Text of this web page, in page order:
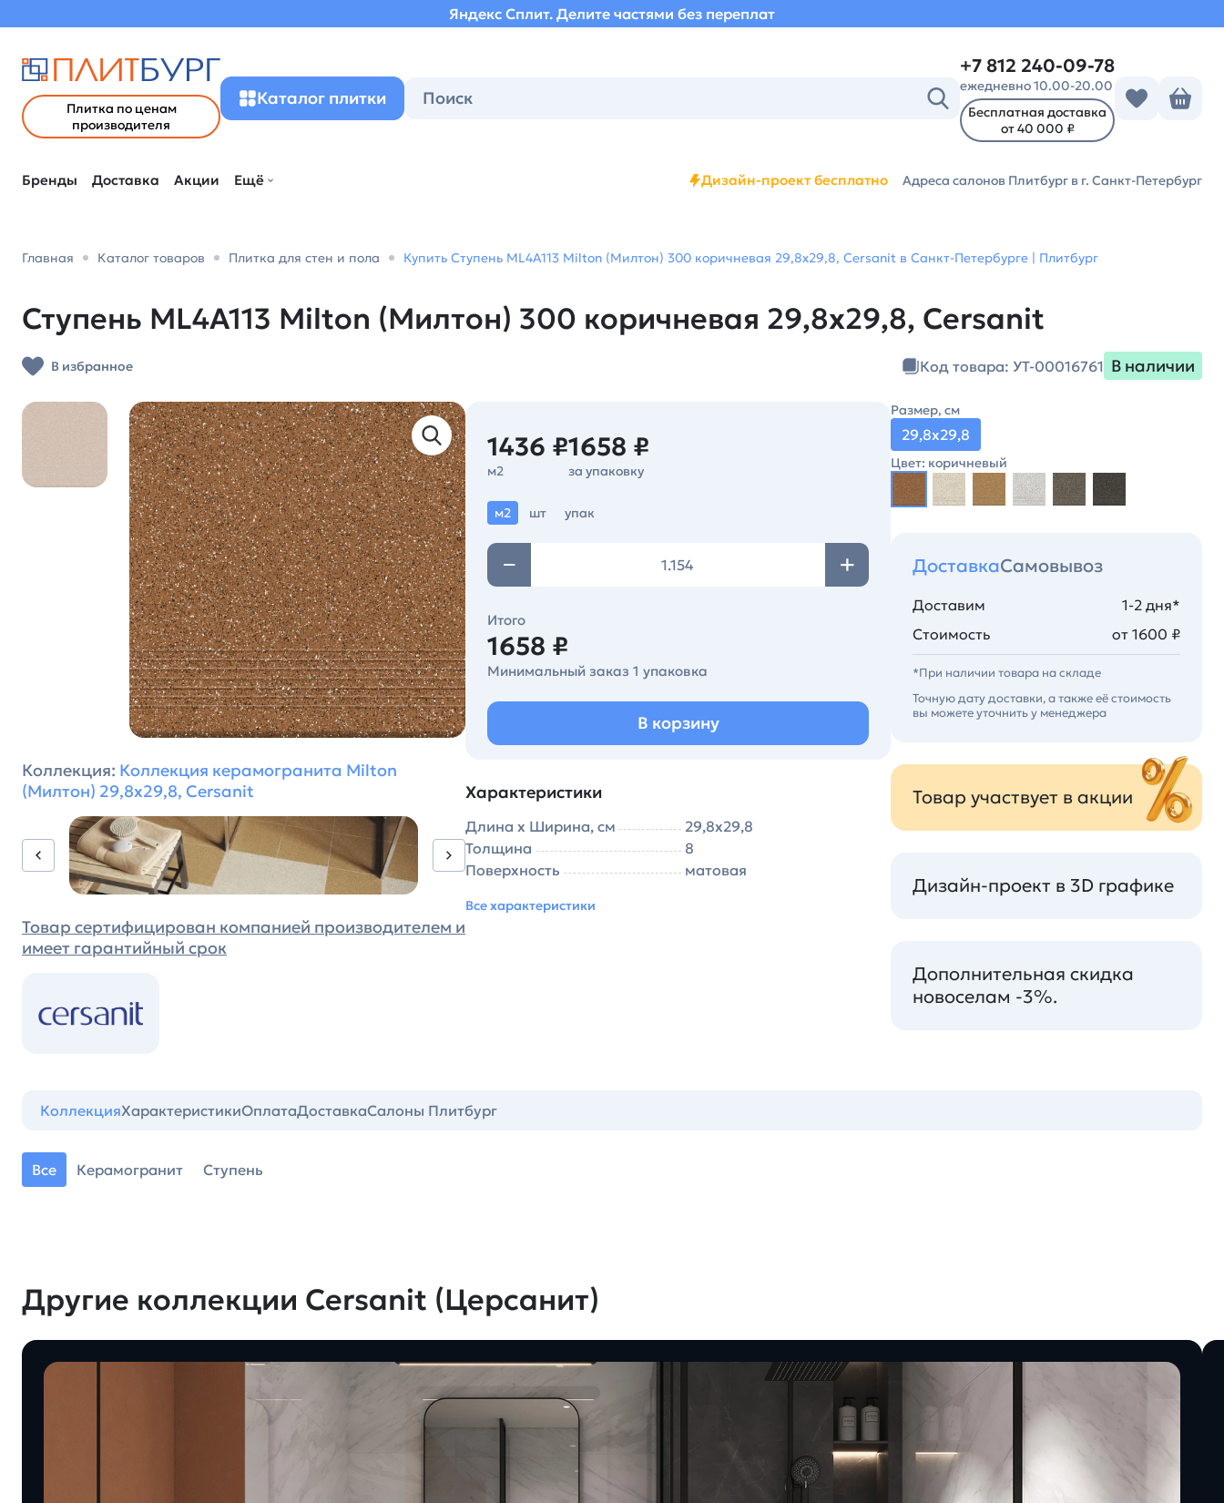
Яндекс Сплит. Делите частями без переплат
Плитка по ценам
производителя
Каталог плитки
+7 812 240-09-78
ежедневно 10.00-20.00
Бесплатная доставка
от 40 000 ₽
Бренды Доставка Акции Ещё Дизайн-проект бесплатно Адреса салонов Плитбург в г. Санкт-Петербург
Главная Каталог товаров Плитка для стен и пола Купить Ступень ML4A113 Milton (Милтон) 300 коричневая 29,8х29,8, Cersanit в Санкт-Петербурге | Плитбург
Ступень ML4A113 Milton (Милтон) 300 коричневая 29,8х29,8, Cersanit
В избранное Код товара: УТ-00016761 В наличии
Коллекция: Коллекция керамогранита Milton
(Милтон) 29,8х29,8, Cersanit
Товар сертифицирован компанией производителем и
имеет гарантийный срок
1436 ₽
м2
1658 ₽
за упаковку
м2 шт упак
Итого
1658 ₽
Минимальный заказ 1 упаковка
В корзину
Характеристики
Длина х Ширина, см
29,8х29,8
Толщина
8
Поверхность
матовая
Все характеристики
Размер, см
29,8х29,8
Цвет: коричневый
ДоставкаСамовывоз
Доставим
1-2 дня*
Стоимость
от 1600 ₽
*При наличии товара на складе
Точную дату доставки, а также её стоимость
вы можете уточнить у менеджера
Товар участвует в акции
Дизайн-проект в 3D графике
Дополнительная скидка
новоселам -3%.
КоллекцияХарактеристикиОплатаДоставкаСалоны Плитбург
Все Керамогранит Ступень
Другие коллекции Cersanit (Церсанит)